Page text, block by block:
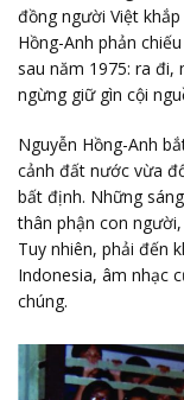
đồng người Việt
Hồng-Anh phản
sau năm 1975: ra
ngừng giữ gìn cội
Nguyễn Hồng-Anh
cảnh đất nước vừa
bất định. Những
thân phận con
Tuy nhiên, phải đến
Indonesia, âm nhạc
chúng.